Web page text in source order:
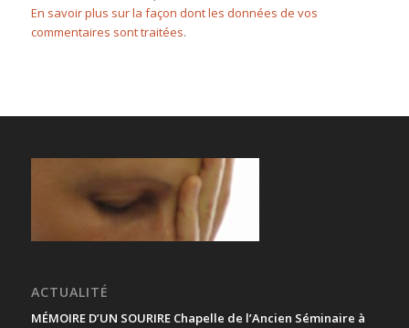
En savoir plus sur la façon dont les données de vos
commentaires sont traitées.
ACTUALITÉ
MÉMOIRE D’UN SOURIRE Chapelle de l’Ancien Séminaire à